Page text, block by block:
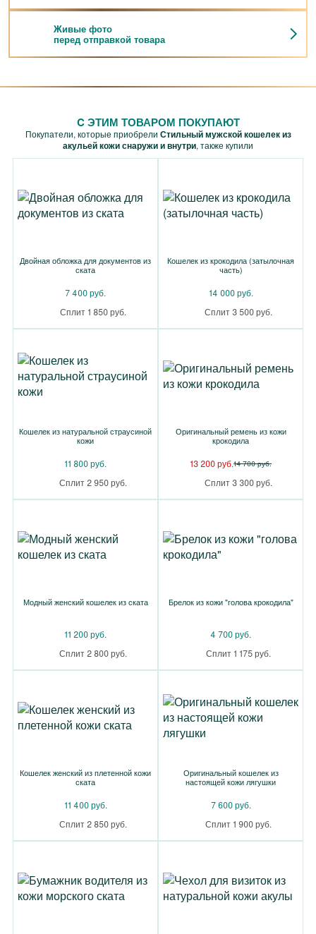
Живые фото
перед отправкой товара
C ЭТИМ ТОВАРОМ ПОКУПАЮТ
Покупатели, которые приобрели Стильный мужской кошелек из
акульей кожи снаружи и внутри, также купили
Двойная обложка для документов из
ската
7 400 руб.
Сплит 1 850 руб.
Кошелек из крокодила (затылочная
часть)
14 000 руб.
Сплит 3 500 руб.
Кошелек из натуральной страусиной
кожи
11 800 руб.
Сплит 2 950 руб.
Оригинальный ремень из кожи
крокодила
13 200 руб.14 700 руб.
Сплит 3 300 руб.
Модный женский кошелек из ската
11 200 руб.
Сплит 2 800 руб.
Брелок из кожи "голова крокодила"
4 700 руб.
Сплит 1 175 руб.
Кошелек женский из плетенной кожи
ската
11 400 руб.
Сплит 2 850 руб.
Оригинальный кошелек из
настоящей кожи лягушки
7 600 руб.
Сплит 1 900 руб.